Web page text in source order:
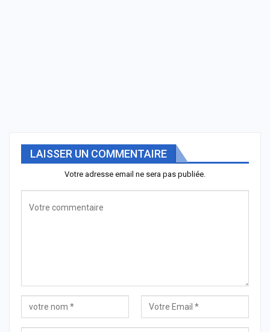
LAISSER UN COMMENTAIRE
Votre adresse email ne sera pas publiée.